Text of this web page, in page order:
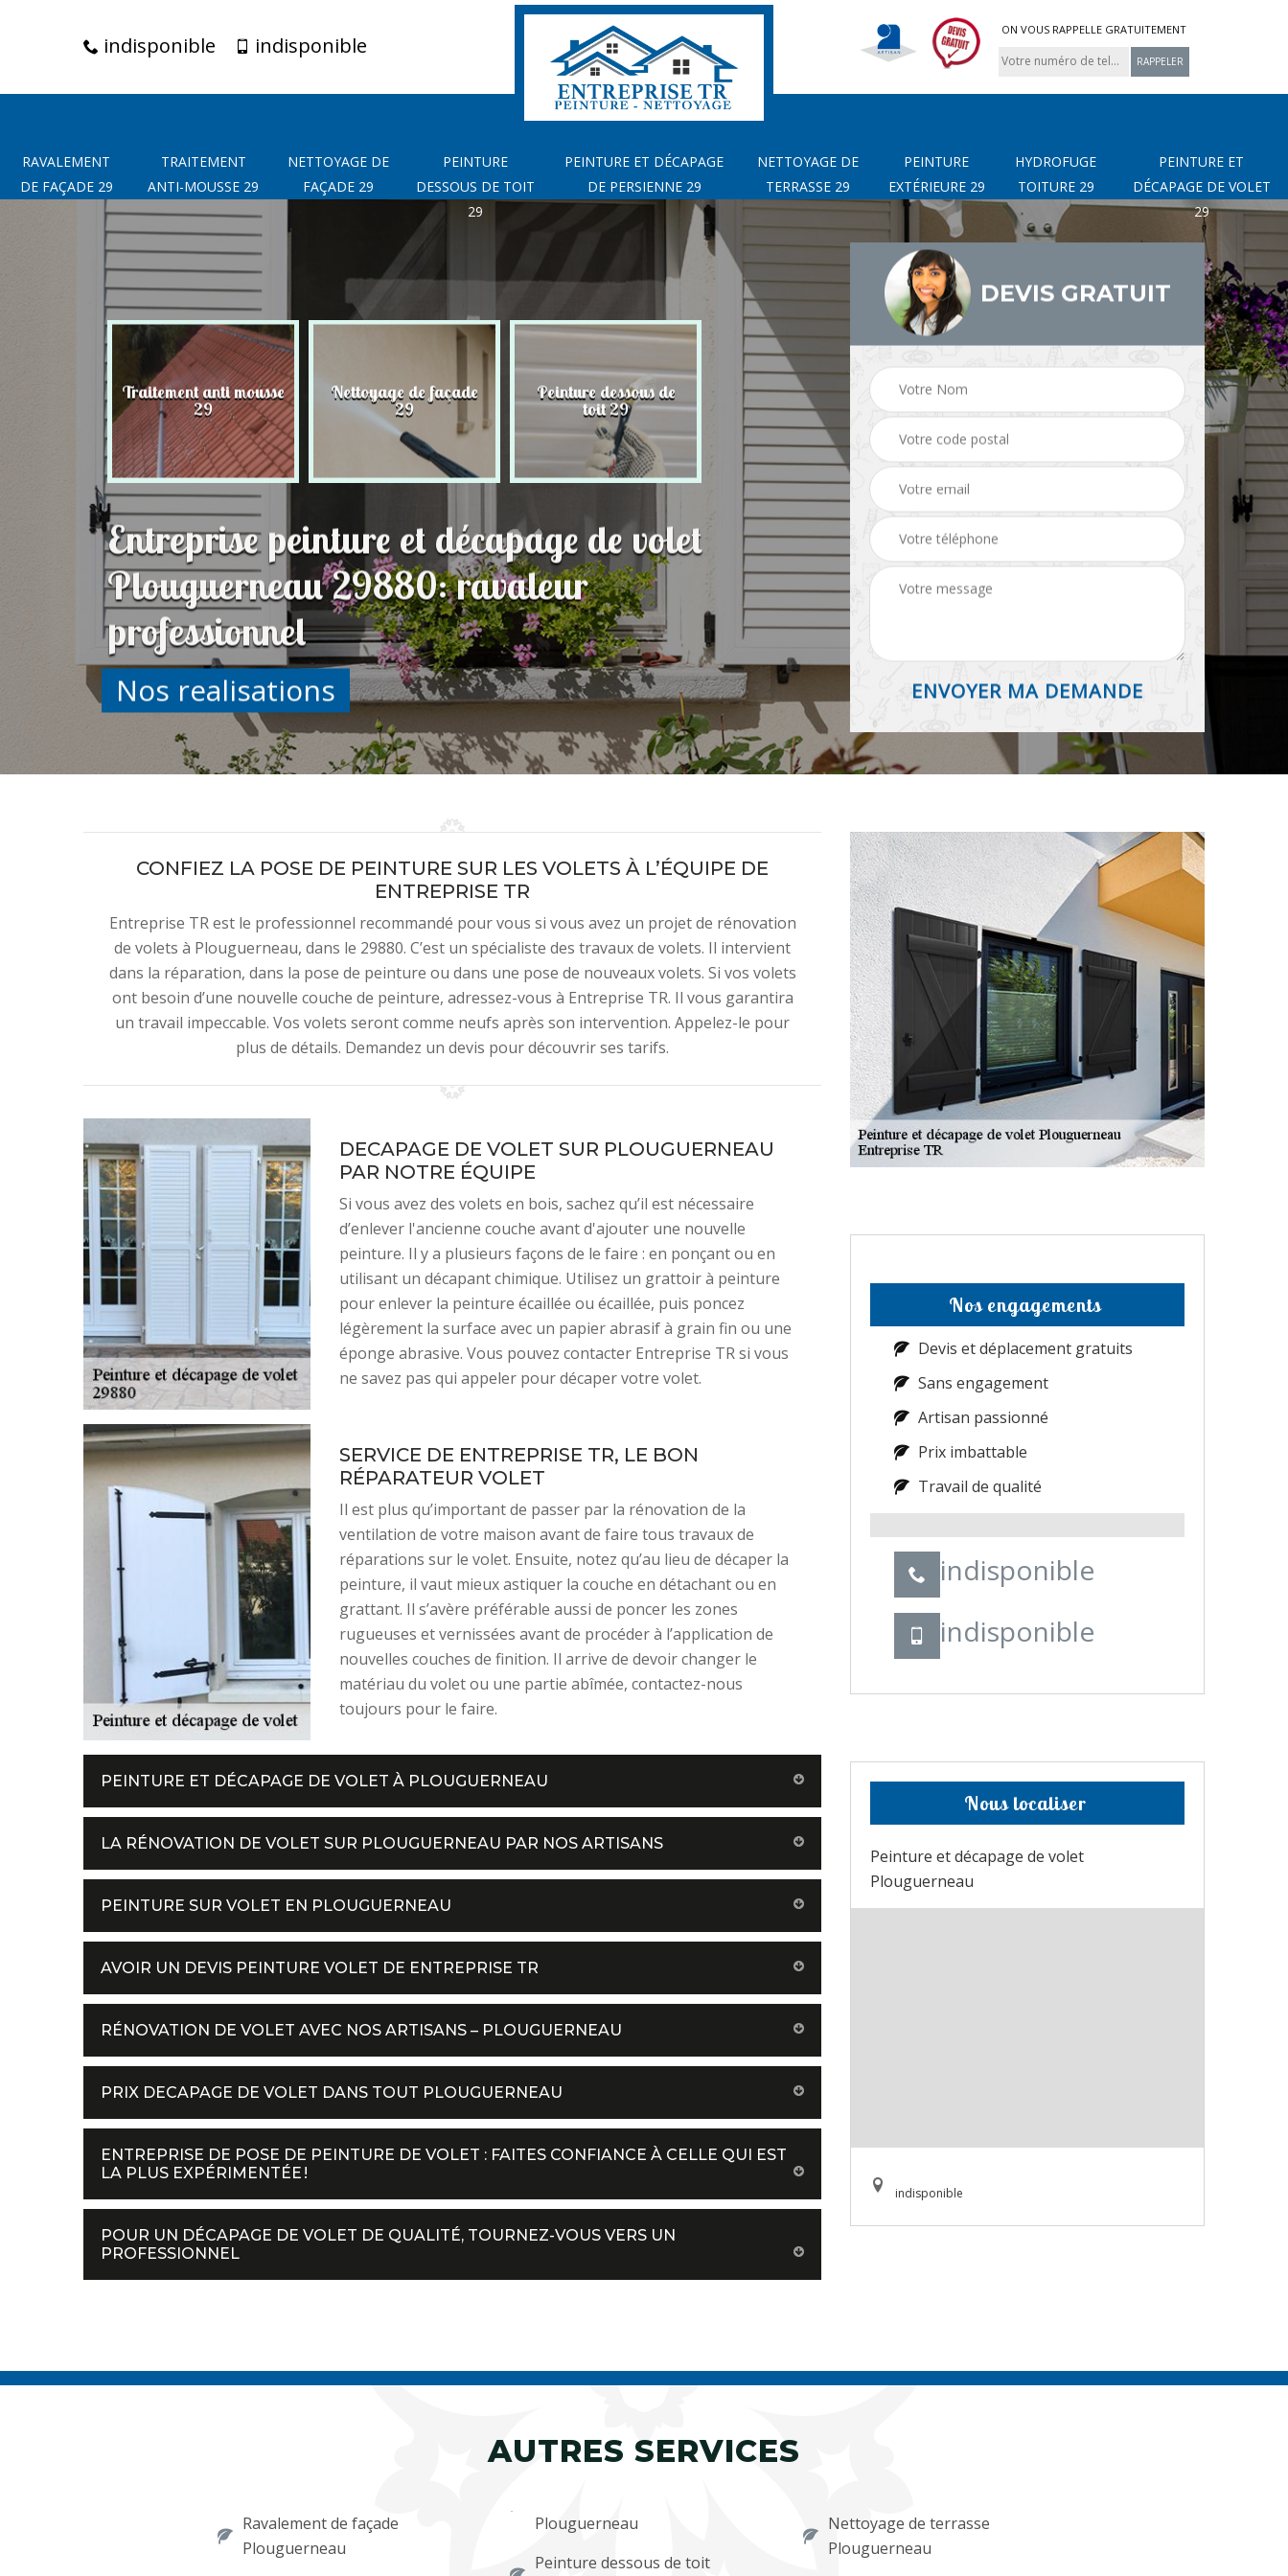
indisponible indisponible
ON VOUS RAPPELLE GRATUITEMENT
RAVALEMENT
DE FAÇADE 29
TRAITEMENT
ANTI-MOUSSE 29
NETTOYAGE DE
FAÇADE 29
PEINTURE
DESSOUS DE TOIT
29
PEINTURE ET DÉCAPAGE
DE PERSIENNE 29
NETTOYAGE DE
TERRASSE 29
PEINTURE
EXTÉRIEURE 29
HYDROFUGE
TOITURE 29
PEINTURE ET
DÉCAPAGE DE VOLET
29
Traitement anti mousse
29
Nettoyage de façade
29
Peinture dessous de
toit 29
Peinture et décapage
de Persienne 29
Nettoyage de terrasse
29 Peinture Extérieure 29
Entreprise peinture et décapage de volet
Plouguerneau 29880: ravaleur
professionnel
Nos realisations
DEVIS GRATUIT
CONFIEZ LA POSE DE PEINTURE SUR LES VOLETS À L’ÉQUIPE DE
ENTREPRISE TR
Entreprise TR est le professionnel recommandé pour vous si vous avez un projet de rénovation
de volets à Plouguerneau, dans le 29880. C’est un spécialiste des travaux de volets. Il intervient
dans la réparation, dans la pose de peinture ou dans une pose de nouveaux volets. Si vos volets
ont besoin d’une nouvelle couche de peinture, adressez-vous à Entreprise TR. Il vous garantira
un travail impeccable. Vos volets seront comme neufs après son intervention. Appelez-le pour
plus de détails. Demandez un devis pour découvrir ses tarifs.
DECAPAGE DE VOLET SUR PLOUGUERNEAU
PAR NOTRE ÉQUIPE
Si vous avez des volets en bois, sachez qu’il est nécessaire
d’enlever l'ancienne couche avant d'ajouter une nouvelle
peinture. Il y a plusieurs façons de le faire : en ponçant ou en
utilisant un décapant chimique. Utilisez un grattoir à peinture
pour enlever la peinture écaillée ou écaillée, puis poncez
légèrement la surface avec un papier abrasif à grain fin ou une
éponge abrasive. Vous pouvez contacter Entreprise TR si vous
ne savez pas qui appeler pour décaper votre volet.
SERVICE DE ENTREPRISE TR, LE BON
RÉPARATEUR VOLET
Il est plus qu’important de passer par la rénovation de la
ventilation de votre maison avant de faire tous travaux de
réparations sur le volet. Ensuite, notez qu’au lieu de décaper la
peinture, il vaut mieux astiquer la couche en détachant ou en
grattant. Il s’avère préférable aussi de poncer les zones
rugueuses et vernissées avant de procéder à l’application de
nouvelles couches de finition. Il arrive de devoir changer le
matériau du volet ou une partie abîmée, contactez-nous
toujours pour le faire.
PEINTURE ET DÉCAPAGE DE VOLET À PLOUGUERNEAU
LA RÉNOVATION DE VOLET SUR PLOUGUERNEAU PAR NOS ARTISANS
PEINTURE SUR VOLET EN PLOUGUERNEAU
AVOIR UN DEVIS PEINTURE VOLET DE ENTREPRISE TR
RÉNOVATION DE VOLET AVEC NOS ARTISANS – PLOUGUERNEAU
PRIX DECAPAGE DE VOLET DANS TOUT PLOUGUERNEAU
ENTREPRISE DE POSE DE PEINTURE DE VOLET : FAITES CONFIANCE À CELLE QUI EST
LA PLUS EXPÉRIMENTÉE !
POUR UN DÉCAPAGE DE VOLET DE QUALITÉ, TOURNEZ-VOUS VERS UN
PROFESSIONNEL
Nos engagements
Devis et déplacement gratuits
Sans engagement
Artisan passionné
Prix imbattable
Travail de qualité
indisponible
indisponible
Nous localiser
Peinture et décapage de volet
Plouguerneau
indisponible
AUTRES SERVICES
Ravalement de façade
Plouguerneau
Plouguerneau
Peinture dessous de toit
Nettoyage de terrasse
Plouguerneau